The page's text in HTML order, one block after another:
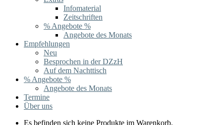
Infomaterial
Zeitschriften
% Angebote %
Angebote des Monats
Empfehlungen
Neu
Besprochen in der DZzH
Auf dem Nachttisch
% Angebote %
Angebote des Monats
Termine
Über uns
Es befinden sich keine Produkte im Warenkorb.